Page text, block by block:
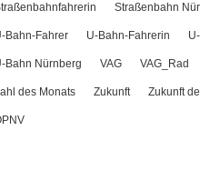
Straßenbahn
Bahn-Fahrer U-Bahn-Fahrerin
Bahn Nürnberg VAG VAG_Rad
des Monats Zukunft Zukunft